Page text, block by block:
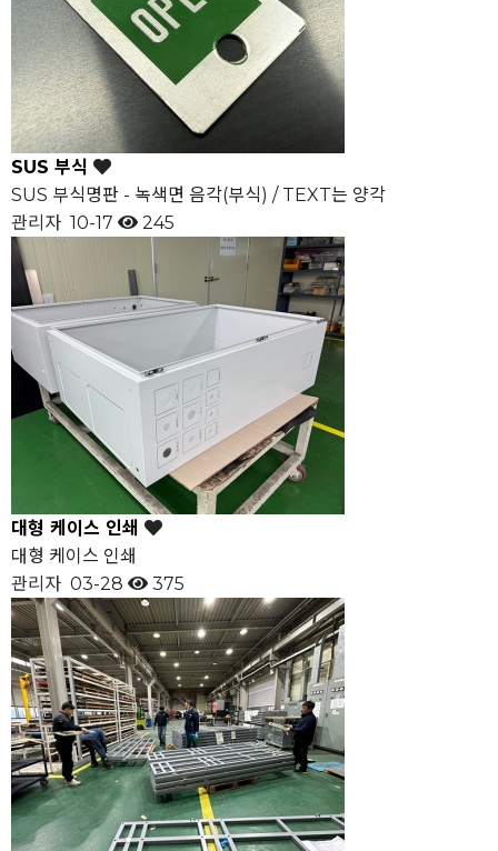
SUS 부식
SUS 부식명판 - 녹색면 음각(부식) / TEXT는 양각
관리자 10-17 245
대형 케이스 인쇄
대형 케이스 인쇄
관리자 03-28 375